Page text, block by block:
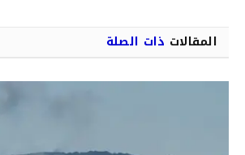
المقالات ذات الصلة